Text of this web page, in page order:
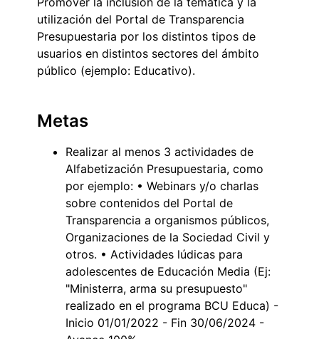
utilización del Portal de Transparencia
Presupuestaria por los distintos tipos de
usuarios en distintos sectores del ámbito
público (ejemplo: Educativo).
Metas
Realizar al menos 3 actividades de
Alfabetización Presupuestaria, como
por ejemplo: • Webinars y/o charlas
sobre contenidos del Portal de
Transparencia a organismos públicos,
Organizaciones de la Sociedad Civil y
otros. • Actividades lúdicas para
adolescentes de Educación Media (Ej:
"Ministerra, arma su presupuesto"
realizado en el programa BCU Educa) -
Inicio 01/01/2022 - Fin 30/06/2024 -